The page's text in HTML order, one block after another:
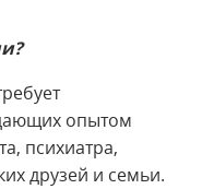
опытом
психиатра,
друзей и семьи.